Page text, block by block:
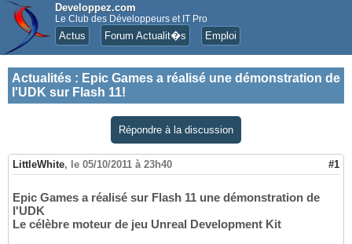
Developpez.com
Le Club des Développeurs et IT Pro
Actus Forum Actualit�s Emploi
Actualités : Epic Games a réalisé une démonstration de
l'UDK sur Flash 11!
Répondre à la discussion
LittleWhite, le 05/10/2011 à 23h40 #1
Epic Games a réalisé sur Flash 11 une démonstration de
l'UDK
Le célèbre moteur de jeu Unreal Development Kit